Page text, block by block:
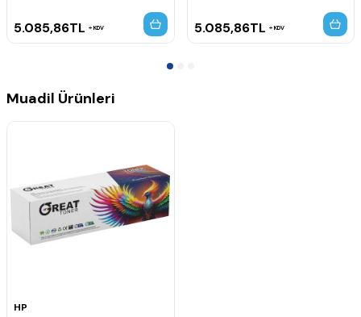
5.085,86TL KDV 5.085,86TL KDV
Muadil Ürünleri
HP